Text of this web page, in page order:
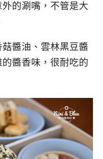
的涮嘴，不管是大
醬油、雲林黑豆醬
醬香味，很耐吃的